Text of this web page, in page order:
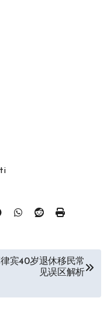
宾40岁退休移民常
见误区解析